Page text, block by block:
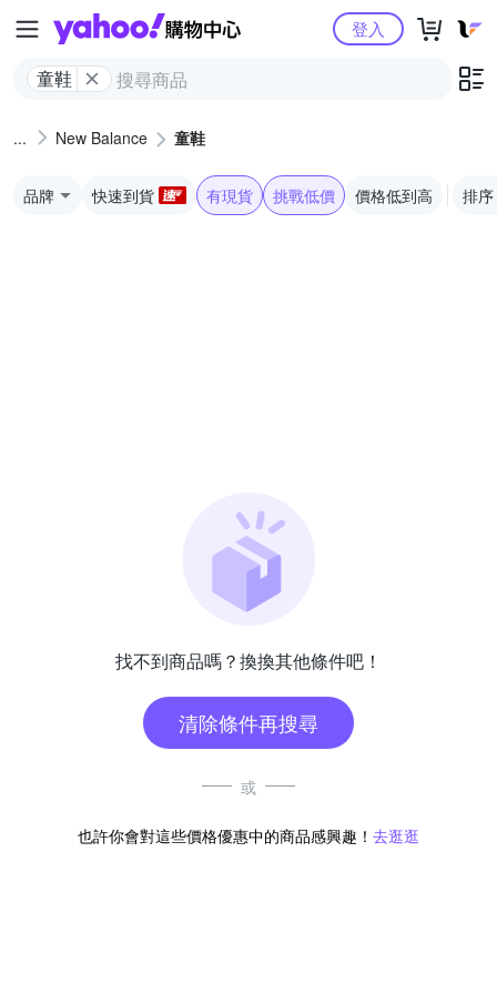
Yahoo購物中心
童鞋
登入
New Balance 童鞋
品牌 快速到貨 有現貨 挑戰低價 價格低到高 排序
找不到商品嗎？換換其他條件吧！
清除條件再搜尋
或
也許你會對這些價格優惠中的商品感興趣！ 去逛逛